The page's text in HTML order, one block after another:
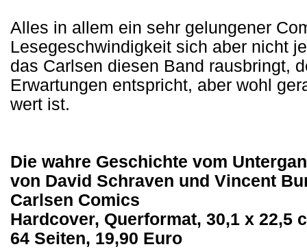
Alles in allem ein sehr gelungener
Lesegeschwindigkeit sich aber nicht
das Carlsen diesen Band rausbringt,
Erwartungen entspricht, aber wohl
wert ist.
Die wahre Geschichte vom
von David Schraven und Vincent
Carlsen Comics
Hardcover, Querformat, 30,1 x 22,5
64 Seiten, 19,90 Euro